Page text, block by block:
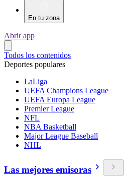
En tu zona
Abrir app
Todos los contenidos
Deportes populares
LaLiga
UEFA Champions League
UEFA Europa League
Premier League
NFL
NBA Basketball
Major League Baseball
NHL
Las mejores emisoras